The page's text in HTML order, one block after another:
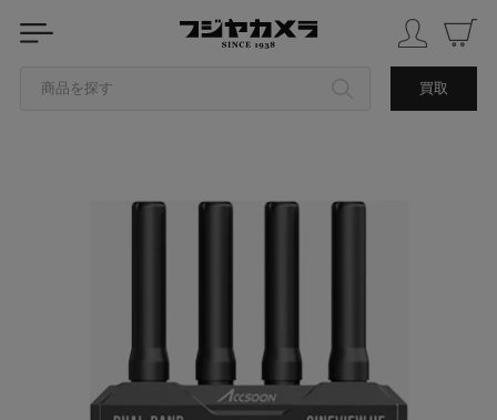
商品を探す 買取